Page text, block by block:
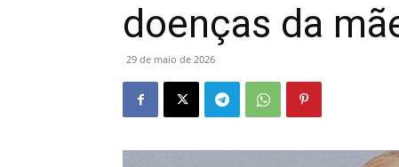
doenças da
29 de maio de 2026